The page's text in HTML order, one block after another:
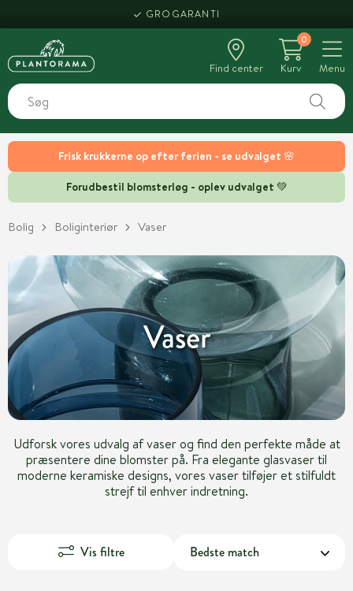
Frisk krukkerne op efter ferien - se udvalget 🌸
Forudbestil blomsterløg - oplev udvalget 💚
HENT SAMME DAG
Find center
0
Kurv
Menu
Bolig Boliginteriør Vaser
Vaser
Udforsk vores udvalg af vaser og find den perfekte måde at
præsentere dine blomster på. Fra elegante glasvaser til
moderne keramiske designs, vores vaser tilføjer et stilfuldt
strejf til enhver indretning.
Vis filtre